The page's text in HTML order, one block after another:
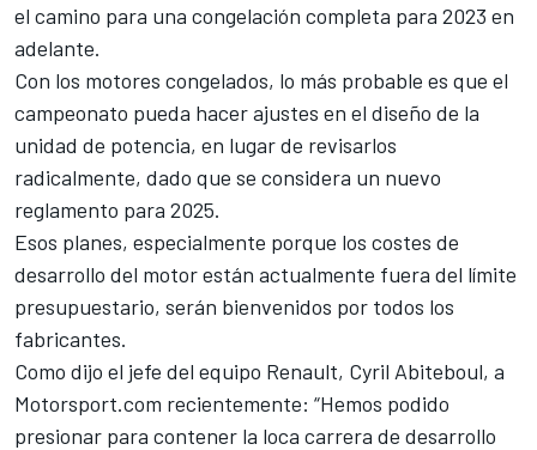
el camino para una congelación completa para 2023 en
adelante.
Con los motores congelados, lo más probable es que el
campeonato pueda hacer ajustes en el diseño de la
unidad de potencia, en lugar de revisarlos
radicalmente, dado que se considera un nuevo
reglamento para 2025.
Esos planes, especialmente porque los costes de
desarrollo del motor están actualmente fuera del límite
presupuestario, serán bienvenidos por todos los
fabricantes.
Como dijo el jefe del equipo Renault, Cyril Abiteboul, a
Motorsport.com recientemente: “Hemos podido
presionar para contener la loca carrera de desarrollo